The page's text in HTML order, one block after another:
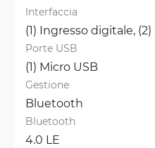
Interfaccia
(1) Ingresso digitale,
Porte USB
(1) Micro USB
Gestione
Bluetooth
Bluetooth
4.0 LE